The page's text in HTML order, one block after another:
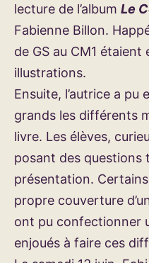
lecture de l’album Le
Fabienne Billon.
de GS au CM1 étaient
illustrations.
Ensuite, l’autrice a pu
grands les différents
livre. Les élèves,
posant des questions
présentation.
propre couverture
ont pu confectionner
enjoués à faire ces